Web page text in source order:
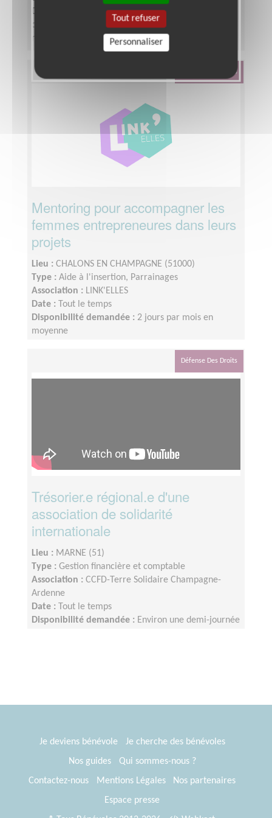
Disponibilité demandée :Dans la mesure du temps
disponible, environ 1h par semaine, mais des
rendez-vous en présentiel sont à prévoir.
Défense Des Droits
Mentoring pour accompagner les
femmes entrepreneures dans leurs
projets
Lieu : CHALONS EN CHAMPAGNE (51000)
Type : Aide à l'insertion, Parrainages
Association : LINK'ELLES
Date :
Tout le temps
Disponibilité demandée : 2 jours par mois en
moyenne
Défense Des Droits
Trésorier.e régional.e d'une
association de solidarité
internationale
Lieu : MARNE (51)
Type : Gestion financière et comptable
Association : CCFD-Terre Solidaire Champagne-
Ardenne
Date :
Tout le temps
Disponibilité demandée : Environ une demi-journée
Je deviens bénévole
Je cherche des bénévoles
Nos guides
Qui sommes-nous ?
Contactez-nous
Mentions Légales
Nos partenaires
Espace presse
Tout refuser
Personnaliser